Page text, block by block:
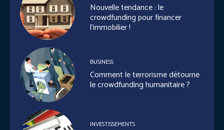
Nouvelle tendance : le
crowdfunding pour financer
l’immobilier !
BUSINESS
Comment le terrorisme détourne
le crowdfunding humanitaire ?
INVESTISSEMENTS